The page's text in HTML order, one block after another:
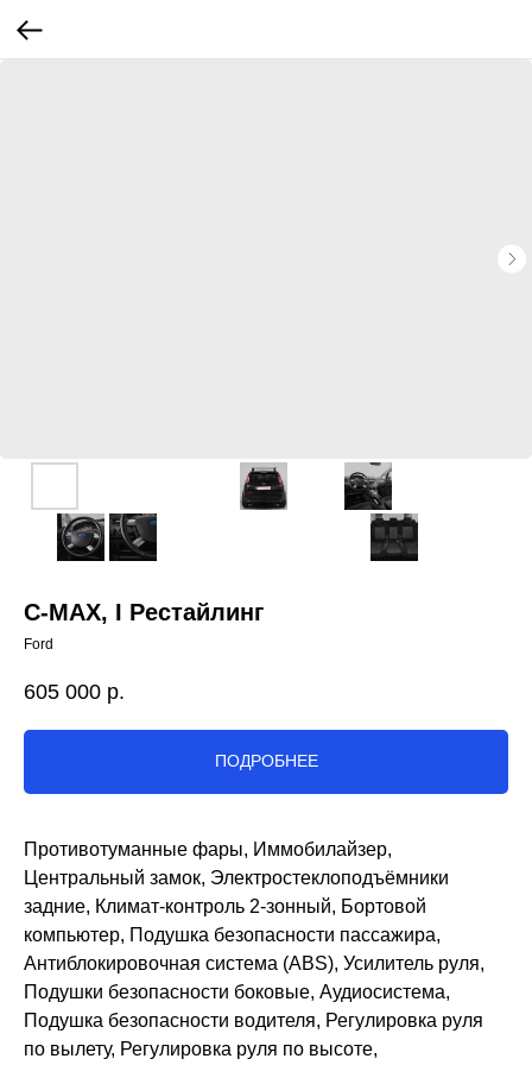
C-MAX, I Рестайлинг
Ford
605 000 р.
ПОДРОБНЕЕ
Противотуманные фары, Иммобилайзер,
Центральный замок, Электростеклоподъёмники
задние, Климат-контроль 2-зонный, Бортовой
компьютер, Подушка безопасности пассажира,
Антиблокировочная система (ABS), Усилитель руля,
Подушки безопасности боковые, Аудиосистема,
Подушка безопасности водителя, Регулировка руля
по вылету, Регулировка руля по высоте,